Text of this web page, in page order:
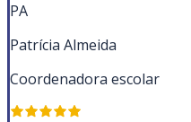
PA
Patrícia Almeida
Coordenadora escolar